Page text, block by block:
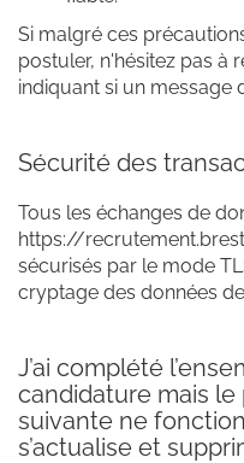
Si malgré ces
postuler, n'hésitez pas à
indiquant si un message
Sécurité des
Tous les échanges de
https://
sécurisés par le mode
cryptage des données
J’ai complété
candidature mais le
suivante ne
s’actualise et